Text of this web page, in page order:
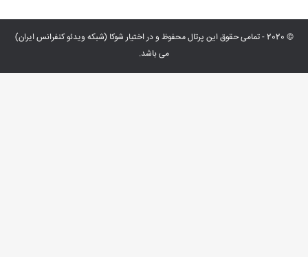
© 2020 - تمامی حقوق این پرتال محفوظ و در اختیار شوکا (شبکه ویدئو کنفرانس ایران)
می باشد.